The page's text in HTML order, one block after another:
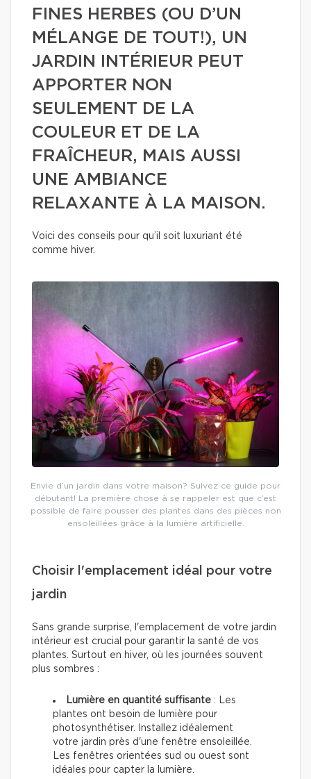
FINES HERBES (OU D’UN
MÉLANGE DE TOUT!), UN
JARDIN INTÉRIEUR PEUT
APPORTER NON
SEULEMENT DE LA
COULEUR ET DE LA
FRAÎCHEUR, MAIS AUSSI
UNE AMBIANCE
RELAXANTE À LA MAISON.
Voici des conseils pour qu’il soit luxuriant été
comme hiver.
Envie d’un jardin dans votre maison? Suivez ce guide pour
débutant! La première chose à se rappeler est que c’est
possible de faire pousser des plantes dans des pièces non
ensoleillées grâce à la lumière artificielle.
Choisir l'emplacement idéal pour votre
jardin
Sans grande surprise, l'emplacement de votre jardin
intérieur est crucial pour garantir la santé de vos
plantes. Surtout en hiver, où les journées souvent
plus sombres :
Lumière en quantité suffisante : Les
plantes ont besoin de lumière pour
photosynthétiser. Installez idéalement
votre jardin près d'une fenêtre ensoleillée.
Les fenêtres orientées sud ou ouest sont
idéales pour capter la lumière.